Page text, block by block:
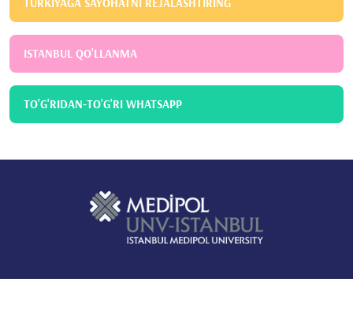
ISTANBUL QO'LLANMA
TO'G'RIDAN-TO'G'RI WHATSAPP